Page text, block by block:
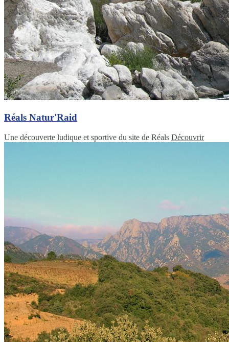
Réals Natur'Raid
Une découverte ludique et sportive du site de Réals Découvrir